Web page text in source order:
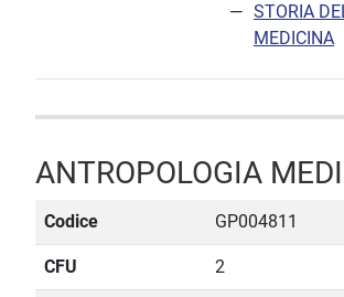
STORIA
MEDICINA
ANTROPOLOGIA
Codice GP004811
CFU 2